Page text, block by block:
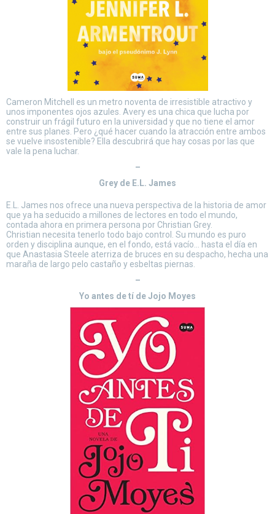
Cameron Mitchell es un metro noventa de irresistible atractivo y
unos imponentes ojos azules. Avery es una chica que lucha por
construir un frágil futuro en la universidad y que no tiene el amor
entre sus planes. Pero ¿qué hacer cuando la atracción entre ambos
se vuelve insostenible? Ella descubrirá que hay cosas por las que
vale la pena luchar.
–
Grey de E.L. James
E.L. James nos ofrece una nueva perspectiva de la historia de amor
que ya ha seducido a millones de lectores en todo el mundo,
contada ahora en primera persona por Christian Grey.
Christian necesita tenerlo todo bajo control. Su mundo es puro
orden y disciplina aunque, en el fondo, está vacío… hasta el día en
que Anastasia Steele aterriza de bruces en su despacho, hecha una
maraña de largo pelo castaño y esbeltas piernas.
–
Yo antes de tí de Jojo Moyes